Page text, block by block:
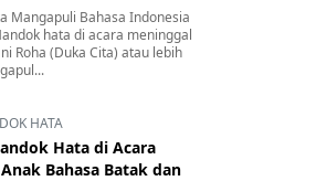
Mangapuli Bahasa Indonesia
hata di acara meninggal
Roha (Duka Cita) atau lebih
HATA
Hata di Acara
Bahasa Batak dan